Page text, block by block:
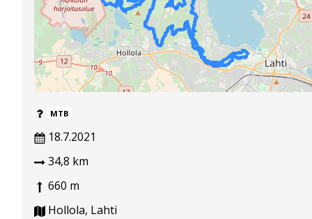
MTB
18.7.2021
34,8 km
660 m
Hollola, Lahti